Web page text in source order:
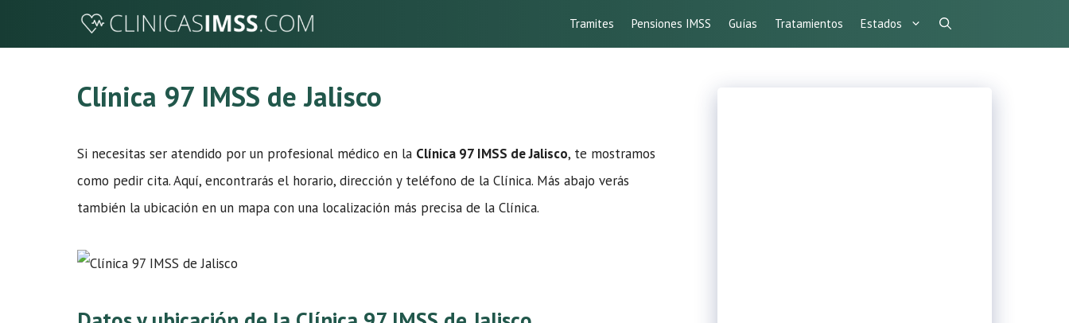
Tramites Pensiones IMSS Guías Tratamientos Estados
Clínica 97 IMSS de Jalisco
Si necesitas ser atendido por un profesional médico en la Clínica 97 IMSS de Jalisco, te mostramos
como pedir cita. Aquí, encontrarás el horario, dirección y teléfono de la Clínica. Más abajo verás
también la ubicación en un mapa con una localización más precisa de la Clínica.